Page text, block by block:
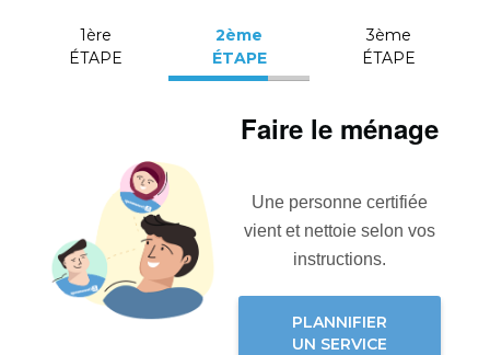
1ère
ÉTAPE
2ème
ÉTAPE
3ème
ÉTAPE
Faire le ménage
Une personne certifiée
vient et nettoie selon vos
instructions.
PLANNIFIER
UN SERVICE